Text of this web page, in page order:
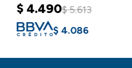
$ 4.490$ 5.613
$ 4.086